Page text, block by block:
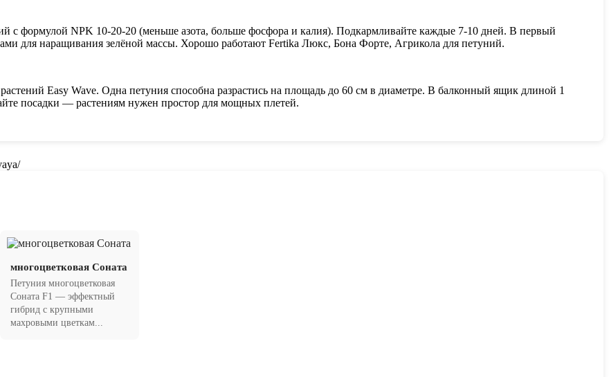
с формулой NPK 10-20-20 (меньше азота, больше фосфора и калия). Подкармливайте каждые 7-10 дней. В первый
для наращивания зелёной массы. Хорошо работают Fertika Люкс, Бона Форте, Агрикола для петуний.
Easy Wave. Одна петуния способна разрастись на площадь до 60 см в диаметре. В балконный ящик длиной 1
посадки — растениям нужен простор для мощных плетей.
многоцветковая Соната
Петуния многоцветковая
Соната F1 — эффектный
гибрид с крупными
махровыми цветкам...